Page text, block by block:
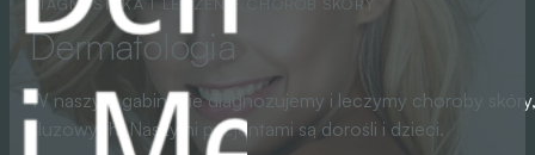
DIAGNOSTYKA I LECZENIE CHORÓB SKÓRY
Dermatologia
W naszym gabinecie diagnozujemy i leczymy choroby
śluzowych. Naszymi pacjentami są dorośli i dzieci.